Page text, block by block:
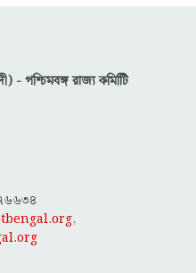
- পশ্চিমবঙ্গ রাজ্য কমিটিি
,